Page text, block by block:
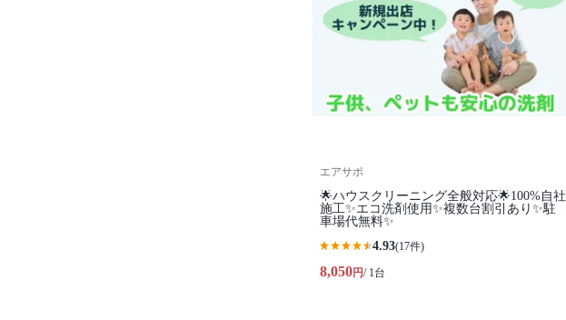
エアサポ
🌟ハウスクリーニング全般対応🌟100%自社
施工✨エコ洗剤使用✨複数台割引あり✨駐
車場代無料✨
4.93(17件)
8,050円/ 1台